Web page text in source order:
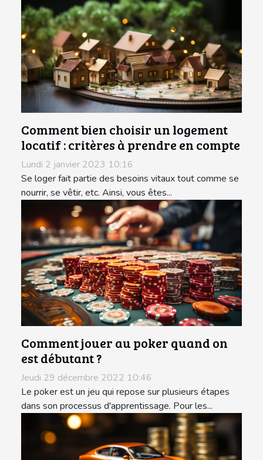
Comment bien choisir un logement
locatif : critères à prendre en compte
Lundi 2 janvier 2023 10:16
Se loger fait partie des besoins vitaux tout comme se
nourrir, se vêtir, etc. Ainsi, vous êtes...
Comment jouer au poker quand on
est débutant ?
Jeudi 29 décembre 2022 10:46
Le poker est un jeu qui repose sur plusieurs étapes
dans son processus d'apprentissage. Pour les...